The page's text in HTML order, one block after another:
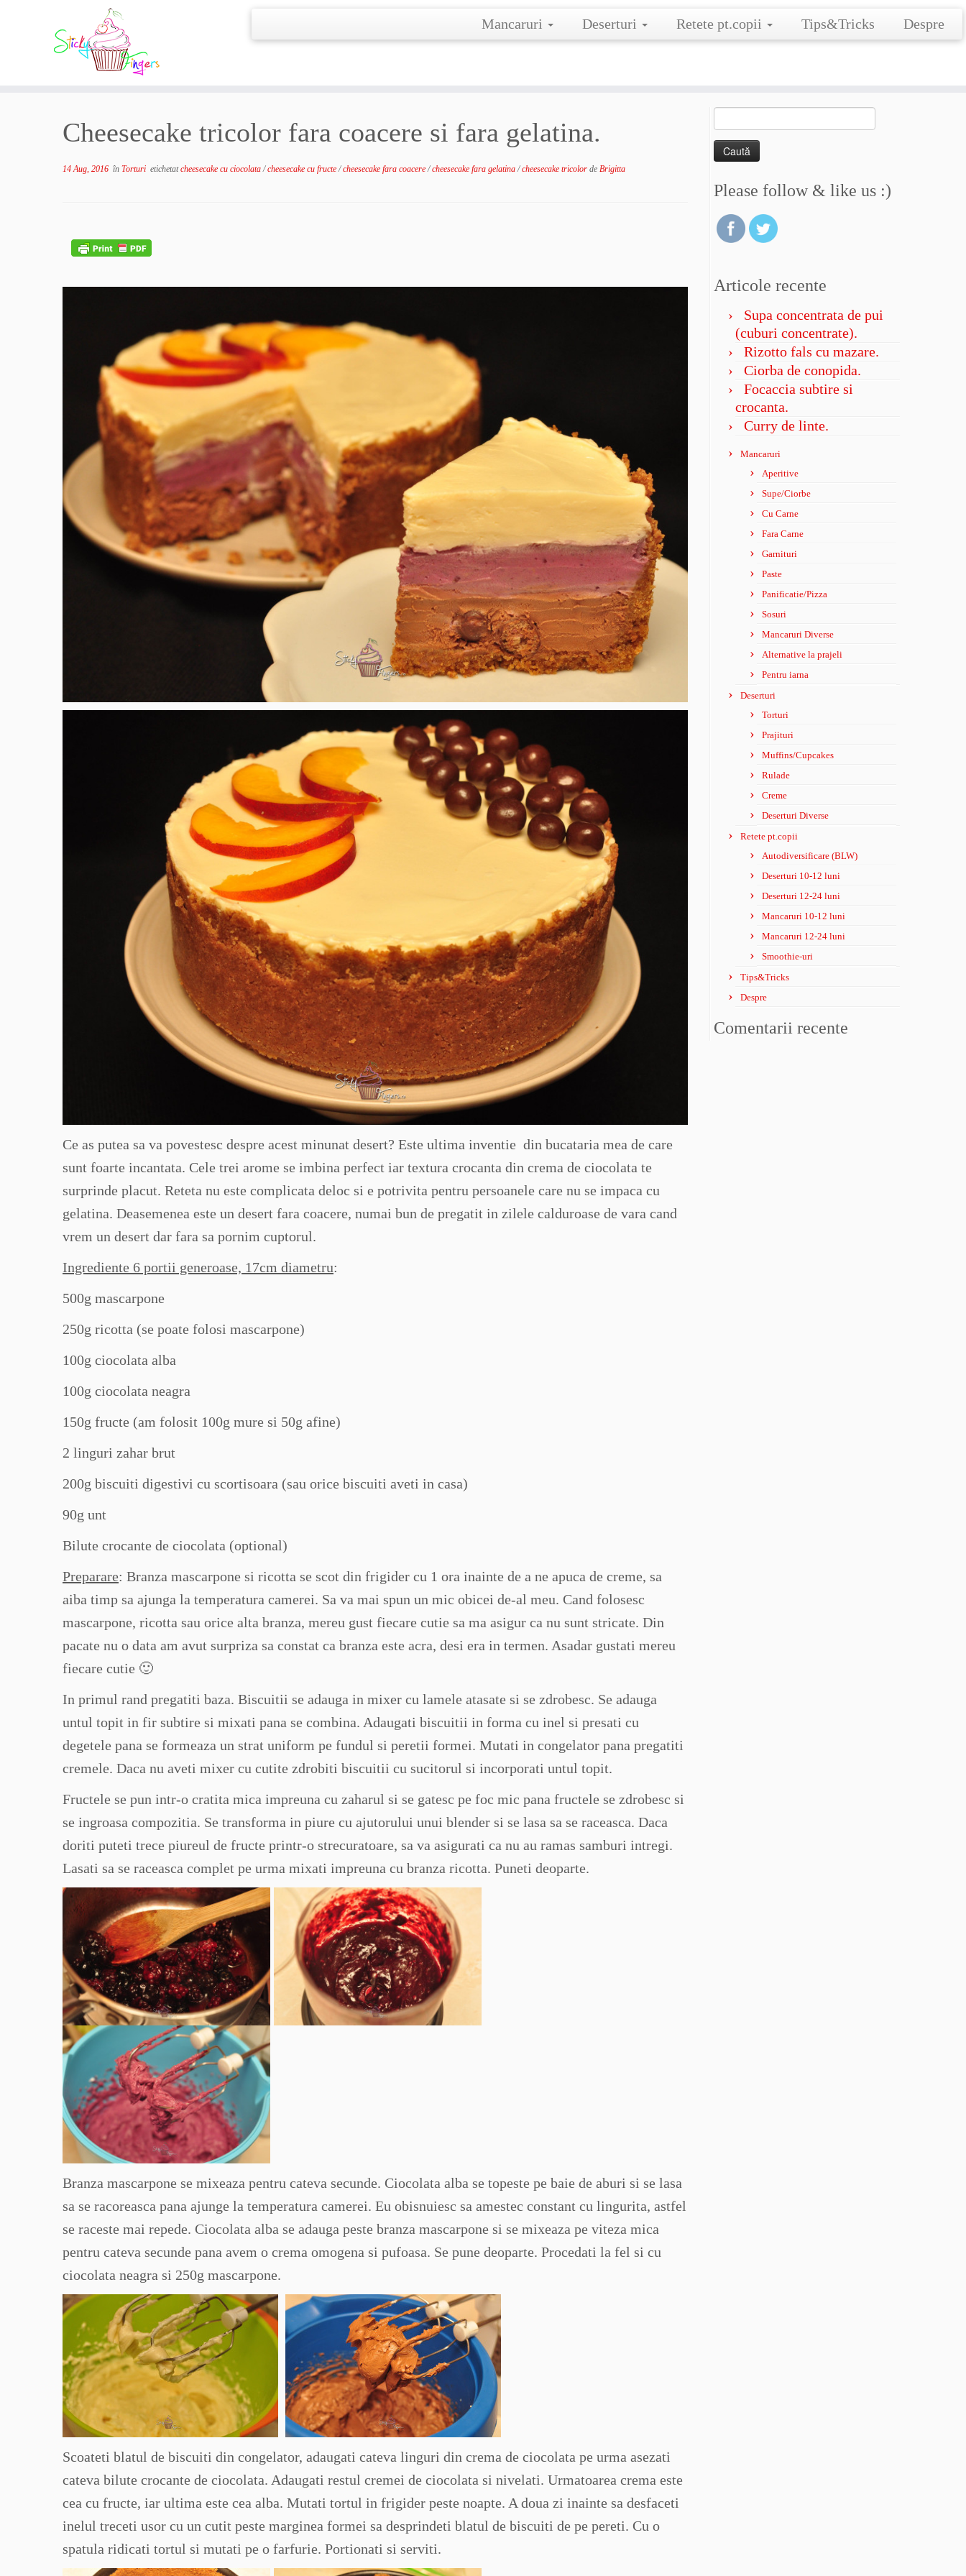
Mancaruri Deserturi Retete pt.copii Tips&Tricks Despre
Cheesecake tricolor fara coacere si fara gelatina.
14 Aug, 2016 în Torturi etichetatcheesecake cu ciocolata/cheesecake cu fructe/cheesecake fara coacere/cheesecake fara gelatina/cheesecake tricolor de Brigitta
Ce as putea sa va povestesc despre acest minunat desert? Este ultima inventie din bucataria mea de care
sunt foarte incantata. Cele trei arome se imbina perfect iar textura crocanta din crema de ciocolata te
surprinde placut. Reteta nu este complicata deloc si e potrivita pentru persoanele care nu se impaca cu
gelatina. Deasemenea este un desert fara coacere, numai bun de pregatit in zilele calduroase de vara cand
vrem un desert dar fara sa pornim cuptorul.
Ingrediente 6 portii generoase, 17cm diametru:
500g mascarpone
250g ricotta (se poate folosi mascarpone)
100g ciocolata alba
100g ciocolata neagra
150g fructe (am folosit 100g mure si 50g afine)
2 linguri zahar brut
200g biscuiti digestivi cu scortisoara (sau orice biscuiti aveti in casa)
90g unt
Bilute crocante de ciocolata (optional)
Preparare: Branza mascarpone si ricotta se scot din frigider cu 1 ora inainte de a ne apuca de creme, sa
aiba timp sa ajunga la temperatura camerei. Sa va mai spun un mic obicei de-al meu. Cand folosesc
mascarpone, ricotta sau orice alta branza, mereu gust fiecare cutie sa ma asigur ca nu sunt stricate. Din
pacate nu o data am avut surpriza sa constat ca branza este acra, desi era in termen. Asadar gustati mereu
fiecare cutie 🙂
In primul rand pregatiti baza. Biscuitii se adauga in mixer cu lamele atasate si se zdrobesc. Se adauga
untul topit in fir subtire si mixati pana se combina. Adaugati biscuitii in forma cu inel si presati cu
degetele pana se formeaza un strat uniform pe fundul si peretii formei. Mutati in congelator pana pregatiti
cremele. Daca nu aveti mixer cu cutite zdrobiti biscuitii cu sucitorul si incorporati untul topit.
Fructele se pun intr-o cratita mica impreuna cu zaharul si se gatesc pe foc mic pana fructele se zdrobesc si
se ingroasa compozitia. Se transforma in piure cu ajutorului unui blender si se lasa sa se raceasca. Daca
doriti puteti trece piureul de fructe printr-o strecuratoare, sa va asigurati ca nu au ramas samburi intregi.
Lasati sa se raceasca complet pe urma mixati impreuna cu branza ricotta. Puneti deoparte.
Branza mascarpone se mixeaza pentru cateva secunde. Ciocolata alba se topeste pe baie de aburi si se lasa
sa se racoreasca pana ajunge la temperatura camerei. Eu obisnuiesc sa amestec constant cu lingurita, astfel
se raceste mai repede. Ciocolata alba se adauga peste branza mascarpone si se mixeaza pe viteza mica
pentru cateva secunde pana avem o crema omogena si pufoasa. Se pune deoparte. Procedati la fel si cu
ciocolata neagra si 250g mascarpone.
Scoateti blatul de biscuiti din congelator, adaugati cateva linguri din crema de ciocolata pe urma asezati
cateva bilute crocante de ciocolata. Adaugati restul cremei de ciocolata si nivelati. Urmatoarea crema este
cea cu fructe, iar ultima este cea alba. Mutati tortul in frigider peste noapte. A doua zi inainte sa desfaceti
inelul treceti usor cu un cutit peste marginea formei sa desprindeti blatul de biscuiti de pe pereti. Cu o
spatula ridicati tortul si mutati pe o farfurie. Portionati si serviti.
după:
Please follow & like us :)
Articole recente
Supa concentrata de pui
(cuburi concentrate).
Rizotto fals cu mazare.
Ciorba de conopida.
Focaccia subtire si
crocanta.
Curry de linte.
Mancaruri
Aperitive
Supe/Ciorbe
Cu Carne
Fara Carne
Garnituri
Paste
Panificatie/Pizza
Sosuri
Mancaruri Diverse
Alternative la prajeli
Pentru iarna
Deserturi
Torturi
Prajituri
Muffins/Cupcakes
Rulade
Creme
Deserturi Diverse
Retete pt.copii
Autodiversificare (BLW)
Deserturi 10-12 luni
Deserturi 12-24 luni
Mancaruri 10-12 luni
Mancaruri 12-24 luni
Smoothie-uri
Tips&Tricks
Despre
Comentarii recente